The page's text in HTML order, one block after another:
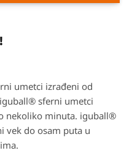
umetci izrađeni od
sferni umetci
nekoliko minuta. iguball®
vek do osam puta u